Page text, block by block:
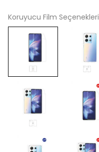
Koruyucu Film Seçenekleri